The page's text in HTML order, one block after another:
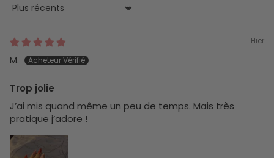
Sort by
Hier
M.
Trop jolie
J’ai mis quand même un peu de temps. Mais très
pratique j’adore !